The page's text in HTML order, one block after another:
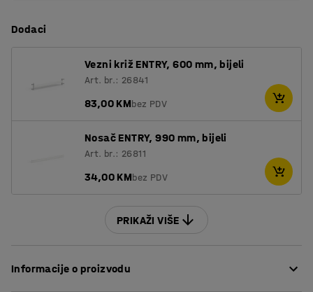
Dodaci
Vezni križ ENTRY, 600 mm, bijeli
Art. br.: 26841
83,00 KMbez PDV
Nosač ENTRY, 990 mm, bijeli
Art. br.: 26811
34,00 KMbez PDV
PRIKAŽI VIŠE
Informacije o proizvodu